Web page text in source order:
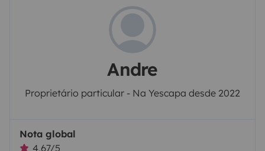
Andre
Proprietário particular - Na Yescapa desde 2022
Nota global
4,67/5